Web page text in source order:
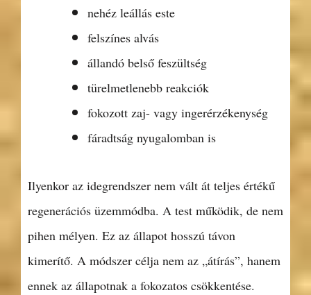
nehéz leállás este
felszínes alvás
állandó belső feszültség
türelmetlenebb reakciók
fokozott zaj- vagy ingerérzékenység
fáradtság nyugalomban is
Ilyenkor az idegrendszer nem vált át teljes értékű
regenerációs üzemmódba. A test működik, de nem
pihen mélyen. Ez az állapot hosszú távon
kimerítő. A módszer célja nem az „átírás”, hanem
ennek az állapotnak a fokozatos csökkentése.